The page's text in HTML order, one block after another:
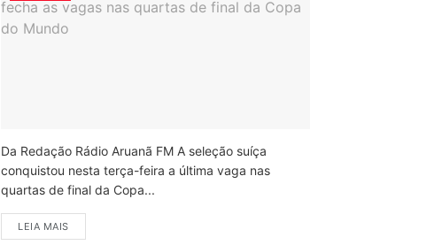
Da Redação Rádio Aruanã FM A seleção suíça
conquistou nesta terça-feira a última vaga nas
quartas de final da Copa...
LEIA MAIS